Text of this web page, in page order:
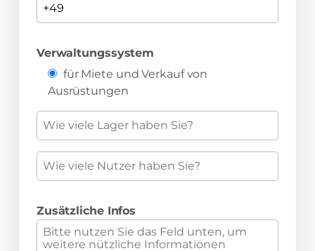
Verwaltungssystem
für Miete und Verkauf von
Ausrüstungen
Zusätzliche Infos